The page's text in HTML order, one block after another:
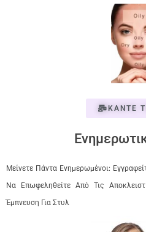
ΚΑΝΤΕ
Μείνετε Πάντα Ενημερωμένοι:
Να Επωφεληθείτε Από Τις
Έμπνευση Για Στυλ